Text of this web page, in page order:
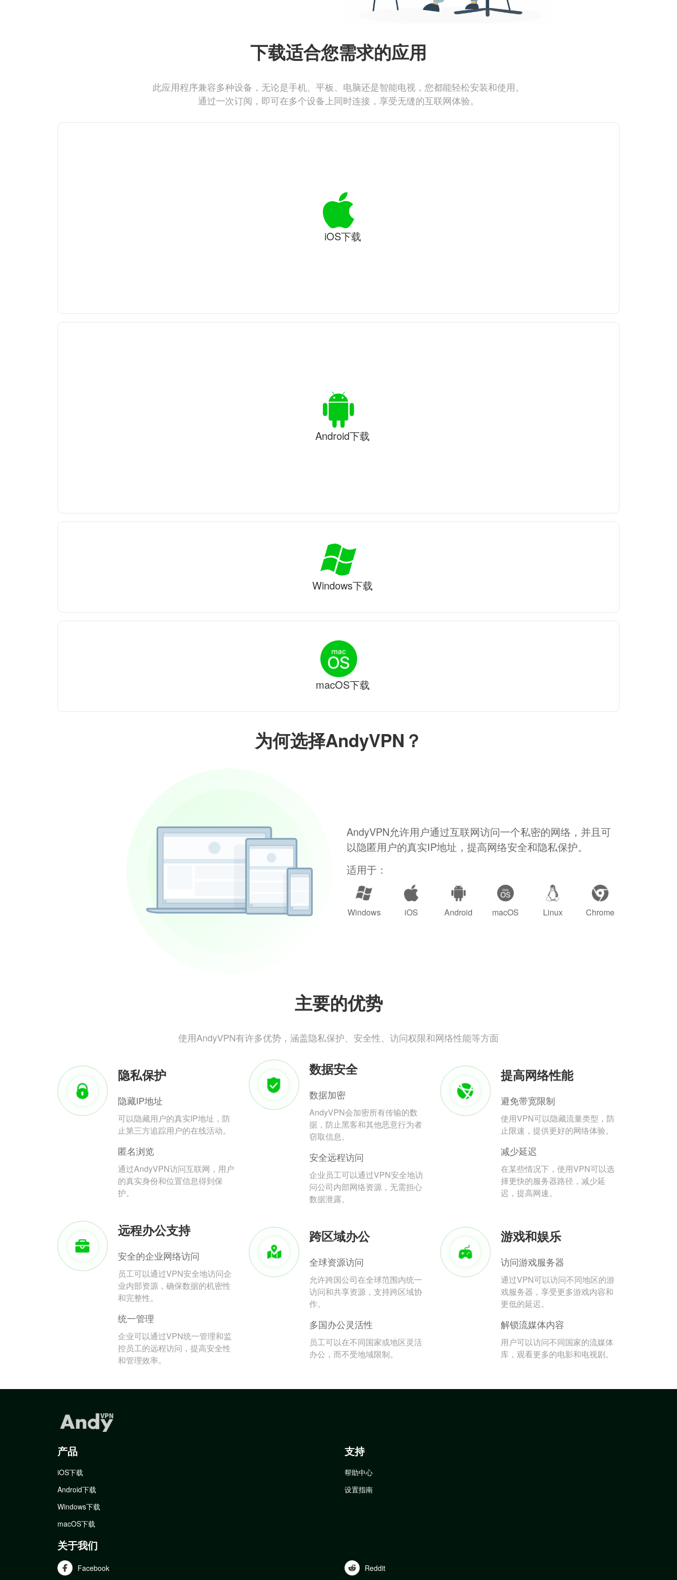
为何选择AndyVPN？
AndyVPN允许用户通过互联网访问一个私密的网络，并且可
以隐匿用户的真实IP地址，提高网络安全和隐私保护。
适用于：
Windows iOS Android macOS Linux Chrome
主要的优势
使用AndyVPN有许多优势，涵盖隐私保护、安全性、访问权限和网络性能等方面
隐私保护
隐藏IP地址
可以隐藏用户的真实IP地址，防
止第三方追踪用户的在线活动。
匿名浏览
通过AndyVPN访问互联网，用户
的真实身份和位置信息得到保
护。
数据安全
数据加密
AndyVPN会加密所有传输的数
据，防止黑客和其他恶意行为者
窃取信息。
安全远程访问
企业员工可以通过VPN安全地访
问公司内部网络资源，无需担心
数据泄露。
提高网络性能
避免带宽限制
使用VPN可以隐藏流量类型，防
止限速，提供更好的网络体验。
减少延迟
在某些情况下，使用VPN可以选
择更快的服务器路径，减少延
迟，提高网速。
远程办公支持
安全的企业网络访问
员工可以通过VPN安全地访问企
业内部资源，确保数据的机密性
和完整性。
统一管理
企业可以通过VPN统一管理和监
控员工的远程访问，提高安全性
和管理效率。
跨区域办公
全球资源访问
允许跨国公司在全球范围内统一
访问和共享资源，支持跨区域协
作。
多国办公灵活性
员工可以在不同国家或地区灵活
办公，而不受地域限制。
游戏和娱乐
访问游戏服务器
通过VPN可以访问不同地区的游
戏服务器，享受更多游戏内容和
更低的延迟。
解锁流媒体内容
用户可以访问不同国家的流媒体
库，观看更多的电影和电视剧。
下载适合您需求的应用
此应用程序兼容多种设备，无论是手机、平板、电脑还是智能电视，您都能轻松安装和使用。
通过一次订阅，即可在多个设备上同时连接，享受无缝的互联网体验。
iOS下载
Android下载
Windows下载
macOS下载
产品
iOS下载
Android下载
Windows下载
macOS下载
支持
帮助中心
设置指南
关于我们
Facebook Reddit